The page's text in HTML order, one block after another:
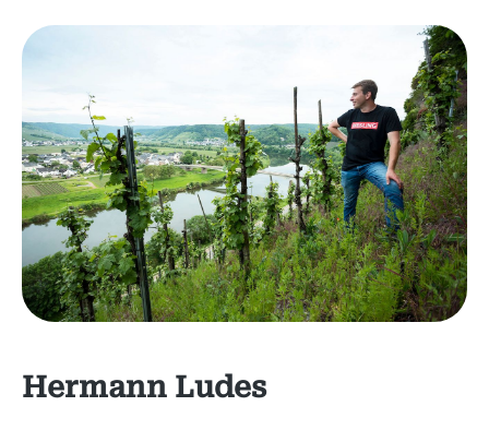
Hermann Ludes